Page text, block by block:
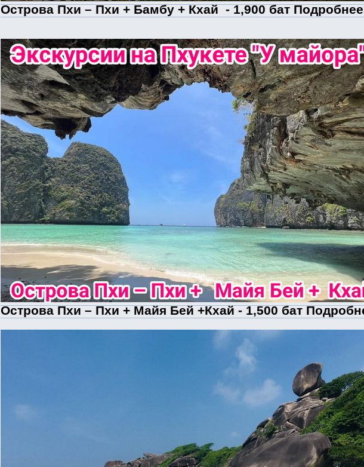
Острова Пхи – Пхи + Бамбу + Кхай - 1,900 бат
Острова Пхи – Пхи + Майя Бей +Кхай - 1,500 бат